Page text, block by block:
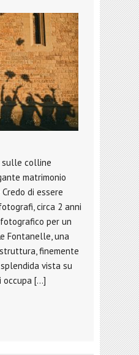
colline
matrimonio
di essere
circa 2 anni
per un
Fontanelle, una
finemente
vista su
occupa […]